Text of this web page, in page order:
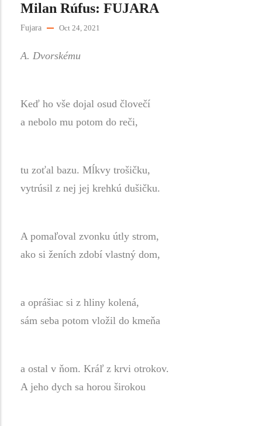
Milan Rúfus: FUJARA
Fujara Oct 24, 2021
A. Dvorskému
Keď ho vše dojal osud človečí
a nebolo mu potom do reči,
tu zoťal bazu. Mĺkvy trošičku,
vytrúsil z nej jej krehkú dušičku.
A pomaľoval zvonku útly strom,
ako si ženích zdobí vlastný dom,
a oprášiac si z hliny kolená,
sám seba potom vložil do kmeňa
a ostal v ňom. Kráľ z krvi otrokov.
A jeho dych sa horou širokou